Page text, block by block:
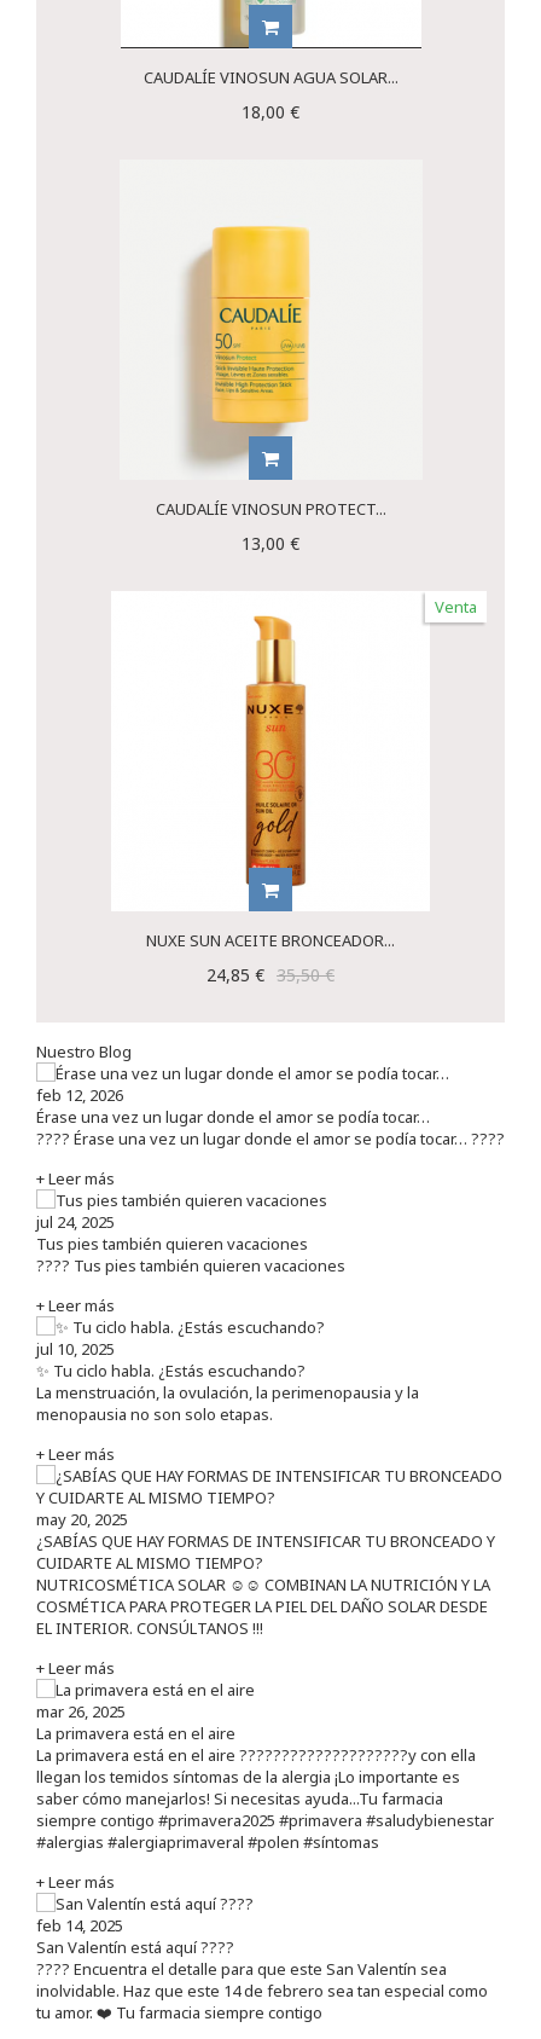
CAUDALÍE VINOSUN AGUA SOLAR...
18,00 €
CAUDALÍE VINOSUN PROTECT...
13,00 €
Venta
NUXE SUN ACEITE BRONCEADOR...
24,85 € 35,50 €
Nuestro Blog
feb 12, 2026
Érase una vez un lugar donde el amor se podía tocar…
???? Érase una vez un lugar donde el amor se podía tocar… ????
+ Leer más
jul 24, 2025
Tus pies también quieren vacaciones
???? Tus pies también quieren vacaciones
+ Leer más
jul 10, 2025
✨ Tu ciclo habla. ¿Estás escuchando?
La menstruación, la ovulación, la perimenopausia y la
menopausia no son solo etapas.
+ Leer más
may 20, 2025
¿SABÍAS QUE HAY FORMAS DE INTENSIFICAR TU BRONCEADO Y
CUIDARTE AL MISMO TIEMPO?
NUTRICOSMÉTICA SOLAR ☺️☺️ COMBINAN LA NUTRICIÓN Y LA
COSMÉTICA PARA PROTEGER LA PIEL DEL DAÑO SOLAR DESDE
EL INTERIOR. CONSÚLTANOS !!!
+ Leer más
mar 26, 2025
La primavera está en el aire
La primavera está en el aire ????????????????????y con ella
llegan los temidos síntomas de la alergia ¡Lo importante es
saber cómo manejarlos! Si necesitas ayuda...Tu farmacia
siempre contigo #primavera2025 #primavera #saludybienestar
#alergias #alergiaprimaveral #polen #síntomas
+ Leer más
feb 14, 2025
San Valentín está aquí ????
???? Encuentra el detalle para que este San Valentín sea
inolvidable. Haz que este 14 de febrero sea tan especial como
tu amor. ❤️ Tu farmacia siempre contigo